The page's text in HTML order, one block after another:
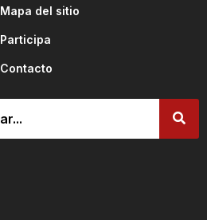
Mapa del sitio
Participa
Contacto